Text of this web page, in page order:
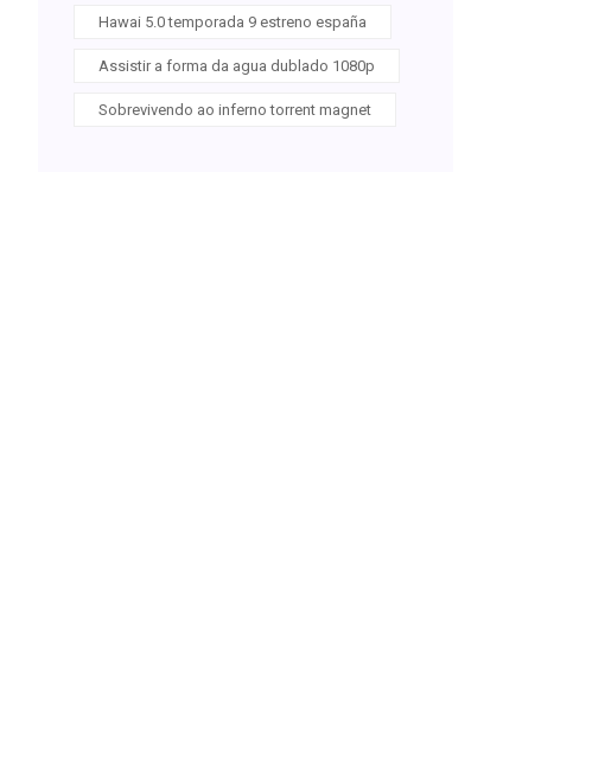
Hawai 5.0 temporada 9 estreno españa
Assistir a forma da agua dublado 1080p
Sobrevivendo ao inferno torrent magnet